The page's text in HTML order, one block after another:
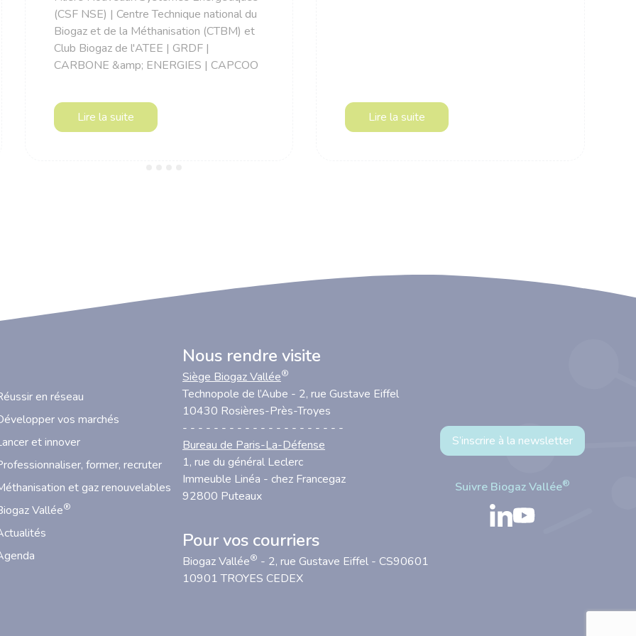
(CSF NSE) | Centre Technique national du
Biogaz et de la Méthanisation (CTBM) et
Club Biogaz de l'ATEE | GRDF |
CARBONE &amp; ENERGIES | CAPCOO
Lire la suite Lire la suite
en réseau
vos marchés
et innover
former, recruter
et gaz renouvelables
Vallée®
Nous rendre visite
Siège Biogaz Vallée®
Technopole de l’Aube - 2, rue Gustave Eiffel
10430 Rosières-Près-Troyes
- - - - - - - - - - - - - - - - - - - - -
Bureau de Paris-La-Défense
1, rue du général Leclerc
Immeuble Linéa - chez Francegaz
92800 Puteaux
Pour vos courriers
Biogaz Vallée® - 2, rue Gustave Eiffel - CS90601
10901 TROYES CEDEX
S’inscrire à la newsletter
Suivre Biogaz Vallée®